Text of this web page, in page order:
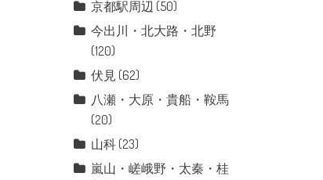
京都駅周辺 (50)
今出川・北大路・北野
(120)
伏見 (62)
八瀬・大原・貴船・鞍馬
(20)
山科 (23)
嵐山・嵯峨野・太秦・桂